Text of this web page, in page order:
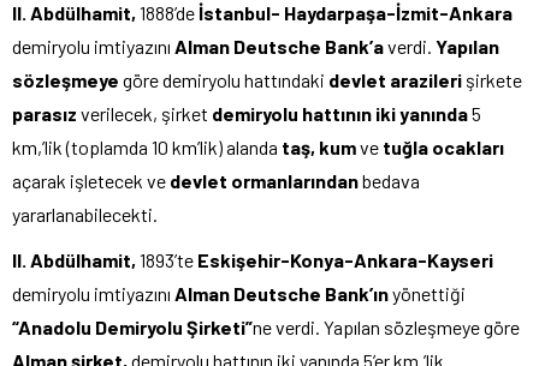
Il. Abdülhamit, 1888’deİstanbul- Haydarpaşa-İzmit-Ankara
demiryolu imtiyazını Alman Deutsche Bank’averdi. Yapılan
sözleşmeye göre demiryolu hattındaki devlet arazileri şirkete
parasız verilecek, şirket demiryolu hattının iki yanında5
km,’lik (toplamda 10 km’lik) alanda taş, kumve tuğla ocakları
açarak işletecek ve devlet ormanlarındanbedava
yararlanabilecekti.
Il. Abdülhamit, 1893’te Eskişehir-Konya-Ankara-Kayseri
demiryolu imtiyazını Alman Deutsche Bank’ınyönettiği
“Anadolu Demiryolu Şirketi”ne verdi. Yapılan sözleşmeye göre
Alman şirket, demiryolu hattının iki yanında 5’er km.’lik